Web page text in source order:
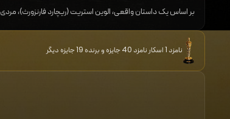
بر اساس یک داستان واقعی، الوین استریت (ریچارد فارنزورث)، مردی ۷۳ ساله، برای دیدار با برادر بیمارش که پس از سال‌ها قهر با او آشتی کرده، سفر ۳۹۰ کیلومتری را با چمن‌زن سواربر خود در ایالت‌های آیووا و ویسکانسین آغاز می‌کند. این سفر آرام و پرتأمل، او را با افراد مختلفی روبرو می‌کند که هر یک درس‌هایی درباره زندگی به او می‌آموزند.
نامزد 1 اسکار نامزد 40 جایزه و برنده 19 جایزه دیگر